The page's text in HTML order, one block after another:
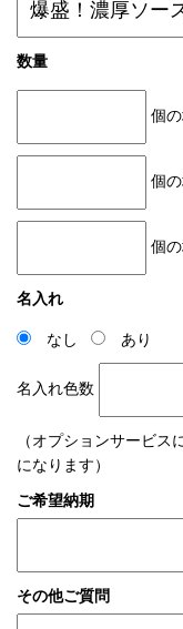
数量
個
個
個
名入れ
なし あり
名入れ色数
（オプションサービ
になります）
ご希望納期
その他ご質問